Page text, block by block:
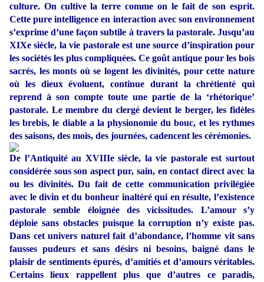
culture. On cultive la terre comme on le fait de son esprit.
Cette pure intelligence en interaction avec son environnement
s’exprime d’une façon subtile à travers la pastorale. Jusqu’au
XIXe siècle, la vie pastorale est une source d’inspiration pour
les sociétés les plus compliquées. Ce goût antique pour les bois
sacrés, les monts où se logent les divinités, pour cette nature
où les dieux évoluent, continue durant la chrétienté qui
reprend à son compte toute une partie de la ‘rhétorique’
pastorale. Le membre du clergé devient le berger, les fidèles
les brebis, le diable a la physionomie du bouc, et les rythmes
des saisons, des mois, des journées, cadencent les cérémonies.
De l’Antiquité au XVIIIe siècle, la vie pastorale est surtout
considérée sous son aspect pur, sain, en contact direct avec la
ou les divinités. Du fait de cette communication privilégiée
avec le divin et du bonheur inaltéré qui en résulte, l’existence
pastorale semble éloignée des vicissitudes. L’amour s’y
déploie sans obstacles puisque la corruption n’y existe pas.
Dans cet univers naturel fait d’abondance, l’homme vit sans
fausses pudeurs et sans désirs ni besoins, baigné dans le
plaisir de sentiments épurés, d’amitiés et d’amours véritables.
Certains lieux rappellent plus que d’autres ce paradis,